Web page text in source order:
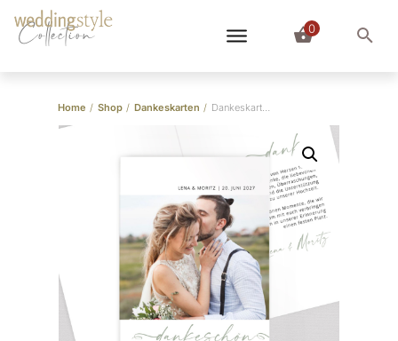
Collection 0
Home / Shop / Dankeskarten / Dankeskarte Handschrift Klappkarte